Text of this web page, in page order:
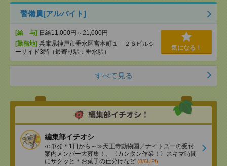
警備員[アルバイト]
[給 与] 日給11,000円～21,000円
[勤務地] 兵庫県神戸市垂水区宮本町１－２６ビルシ
ーサイド3階（最寄り駅：垂水駅）
気になる！
すべて見る
編集部イチオシ
≪単発＊1日から～≫天王寺動物園／ナイトズーの受付
案内メンバー大募集！、〈カンタン作業！〉スキマ時間
にサクッと＊お菓子の仕分けなど (8/6UP!)